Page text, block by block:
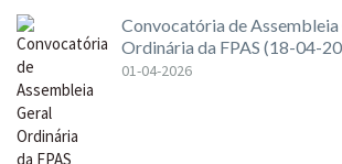
Convocatória de Assembleia
Ordinária da FPAS (18-04-
01-04-2026